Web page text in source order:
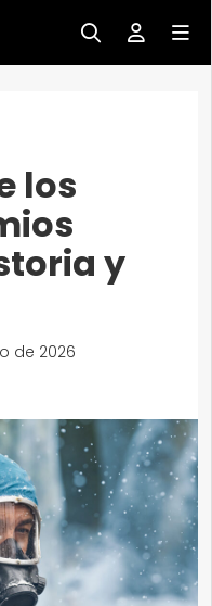
los
y
de 2026